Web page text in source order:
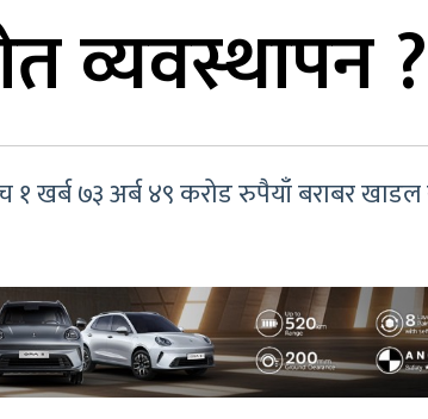
व्यवस्थापन ?
१ खर्ब ७३ अर्ब ४९ करोड रुपैयाँ बराबर